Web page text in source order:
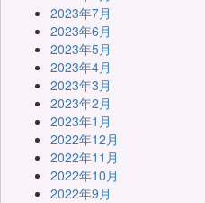
2023年7月
2023年6月
2023年5月
2023年4月
2023年3月
2023年2月
2023年1月
2022年12月
2022年11月
2022年10月
2022年9月